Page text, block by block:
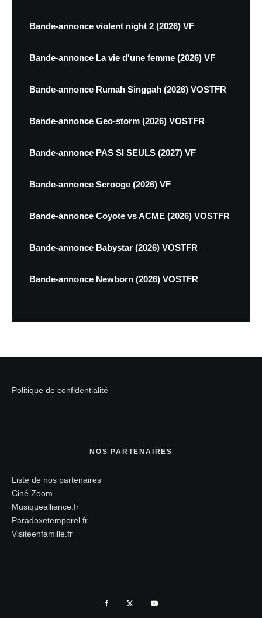
Bande-annonce violent night 2 (2026) VF
Bande-annonce La vie d'une femme (2026) VF
Bande-annonce Rumah Singgah (2026) VOSTFR
Bande-annonce Geo-storm (2026) VOSTFR
Bande-annonce PAS SI SEULS (2027) VF
Bande-annonce Scrooge (2026) VF
Bande-annonce Coyote vs ACME (2026) VOSTFR
Bande-annonce Babystar (2026) VOSTFR
Bande-annonce Newborn (2026) VOSTFR
Politique de confidentialité
NOS PARTENAIRES
Liste de nos partenaires
Ciné Zoom
Musiquealliance.fr
Paradoxetemporel.fr
Visiteenfamille.fr